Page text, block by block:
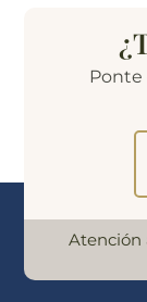
Ponte
Atención